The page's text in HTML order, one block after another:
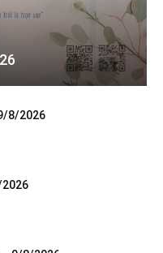
8/2026
2026